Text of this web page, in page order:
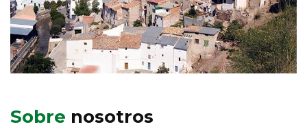
Sobre nosotros